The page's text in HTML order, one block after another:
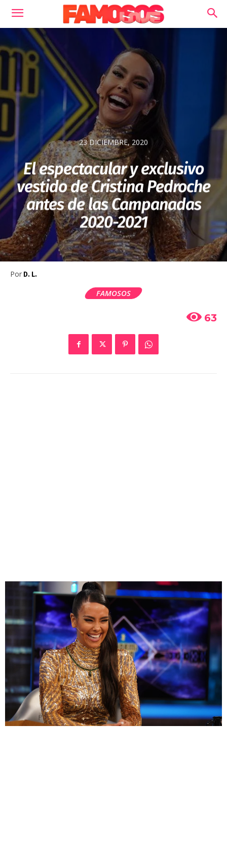
23 DICIEMBRE, 2020
El espectacular y exclusivo
vestido de Cristina Pedroche
antes de las Campanadas
2020-2021
Por D. L.
FAMOSOS
63